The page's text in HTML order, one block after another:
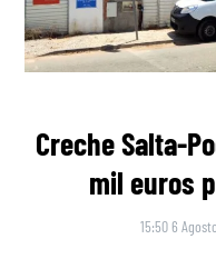
Creche Salta-
mil euros
15:50 6